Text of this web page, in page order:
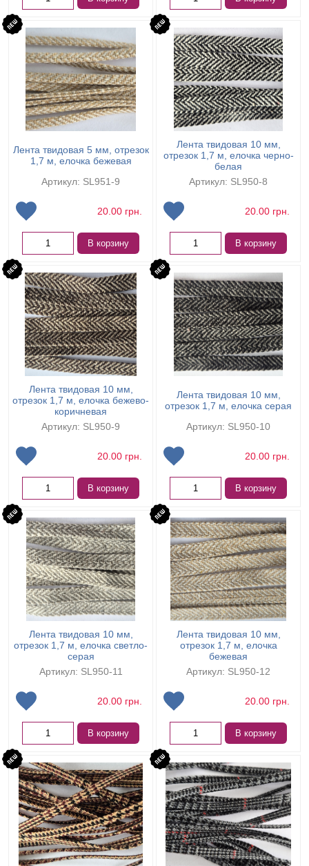
Лента твидовая 5 мм, отрезок
1,7 м, елочка бежевая
Артикул: SL951-9
20.00 грн.
В корзину
Лента твидовая 10 мм,
отрезок 1,7 м, елочка черно-
белая
Артикул: SL950-8
20.00 грн.
В корзину
Лента твидовая 10 мм,
отрезок 1,7 м, елочка бежево-
коричневая
Артикул: SL950-9
20.00 грн.
В корзину
Лента твидовая 10 мм,
отрезок 1,7 м, елочка серая
Артикул: SL950-10
20.00 грн.
В корзину
Лента твидовая 10 мм,
отрезок 1,7 м, елочка светло-
серая
Артикул: SL950-11
20.00 грн.
В корзину
Лента твидовая 10 мм,
отрезок 1,7 м, елочка
бежевая
Артикул: SL950-12
20.00 грн.
В корзину